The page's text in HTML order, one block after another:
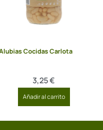
Cocidas Carlota
3,25€
Añadir al carrito